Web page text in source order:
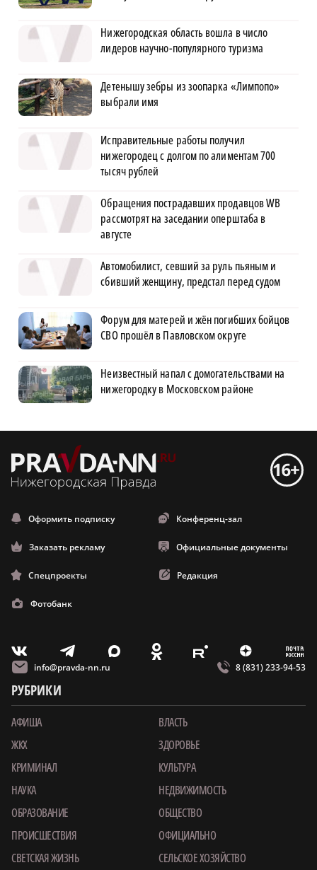
Нижегородская область вошла в число
лидеров научно-популярного туризма
Детенышу зебры из зоопарка «Лимпопо»
выбрали имя
Исправительные работы получил
нижегородец с долгом по алиментам 700
тысяч рублей
Обращения пострадавших продавцов WB
рассмотрят на заседании оперштаба в
августе
Автомобилист, севший за руль пьяным и
сбивший женщину, предстал перед судом
Форум для матерей и жён погибших бойцов
СВО прошёл в Павловском округе
Неизвестный напал с домогательствами на
нижегородку в Московском районе
Оформить подписку Конференц-зал
Заказать рекламу Официальные документы
Спецпроекты Редакция
Фотобанк
V T X O E Z m
info@pravda-nn.ru 8 (831) 233-94-53
РУБРИКИ
АФИША
ВЛАСТЬ
ЖКХ
ЗДОРОВЬЕ
КРИМИНАЛ
КУЛЬТУРА
НАУКА
НЕДВИЖИМОСТЬ
ОБРАЗОВАНИЕ
ОБЩЕСТВО
ПРОИСШЕСТВИЯ
ОФИЦИАЛЬНО
СВЕТСКАЯ ЖИЗНЬ
СЕЛЬСКОЕ ХОЗЯЙСТВО